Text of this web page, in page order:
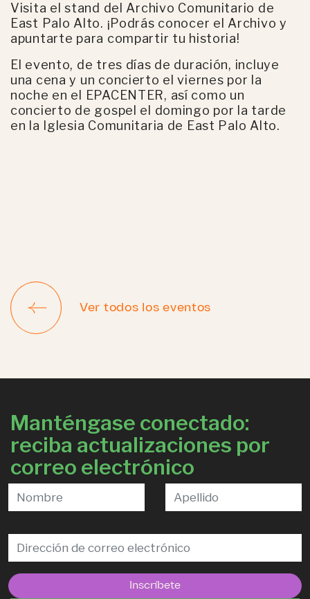
Visita el stand del Archivo Comunitario de
East Palo Alto. ¡Podrás conocer el Archivo y
apuntarte para compartir tu historia!
El evento, de tres días de duración, incluye
una cena y un concierto el viernes por la
noche en el EPACENTER, así como un
concierto de gospel el domingo por la tarde
en la Iglesia Comunitaria de East Palo Alto.
Ver todos los eventos
Manténgase conectado:
reciba actualizaciones por
correo electrónico
Inscríbete